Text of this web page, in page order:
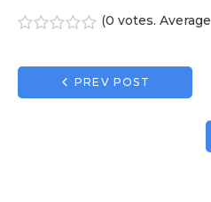
(0 votes. Average
Navigation
de
PREV POST